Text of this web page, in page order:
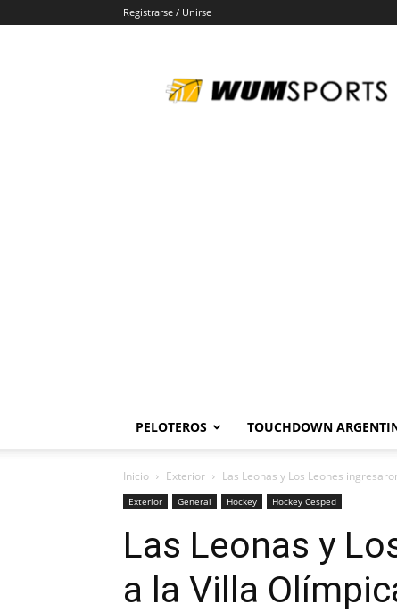
Registrarse / Unirse
PELOTEROS TOUCHDOWN
Inicio Exterior Las Leonas y Los Leones
Exterior General Hockey Hockey Cesped
Las Leonas y
a la Villa